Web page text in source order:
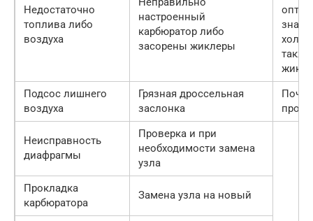
Недостаточно
топлива либо
воздуха
настроенный
карбюратор либо
засорены жиклеры
Подсос лишнего
воздуха
Грязная дроссельная
заслонка
Неисправность
диафрагмы
Проверка и при
необходимости замена
узла
Прокладка
карбюратора
Замена узла на новый